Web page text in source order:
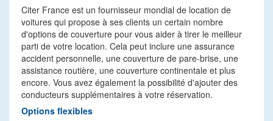
Citer France est un fournisseur mondial de location de
voitures qui propose à ses clients un certain nombre
d'options de couverture pour vous aider à tirer le meilleur
parti de votre location. Cela peut inclure une assurance
accident personnelle, une couverture de pare-brise, une
assistance routière, une couverture continentale et plus
encore. Vous avez également la possibilité d'ajouter des
conducteurs supplémentaires à votre réservation.
Options flexibles